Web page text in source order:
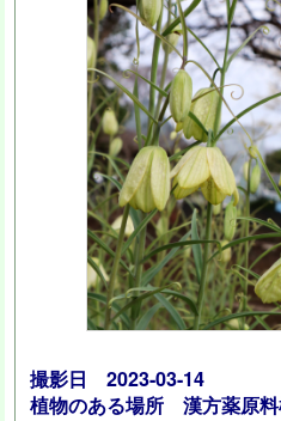
撮影日 2023-03-14
植物のある場所 漢方薬原